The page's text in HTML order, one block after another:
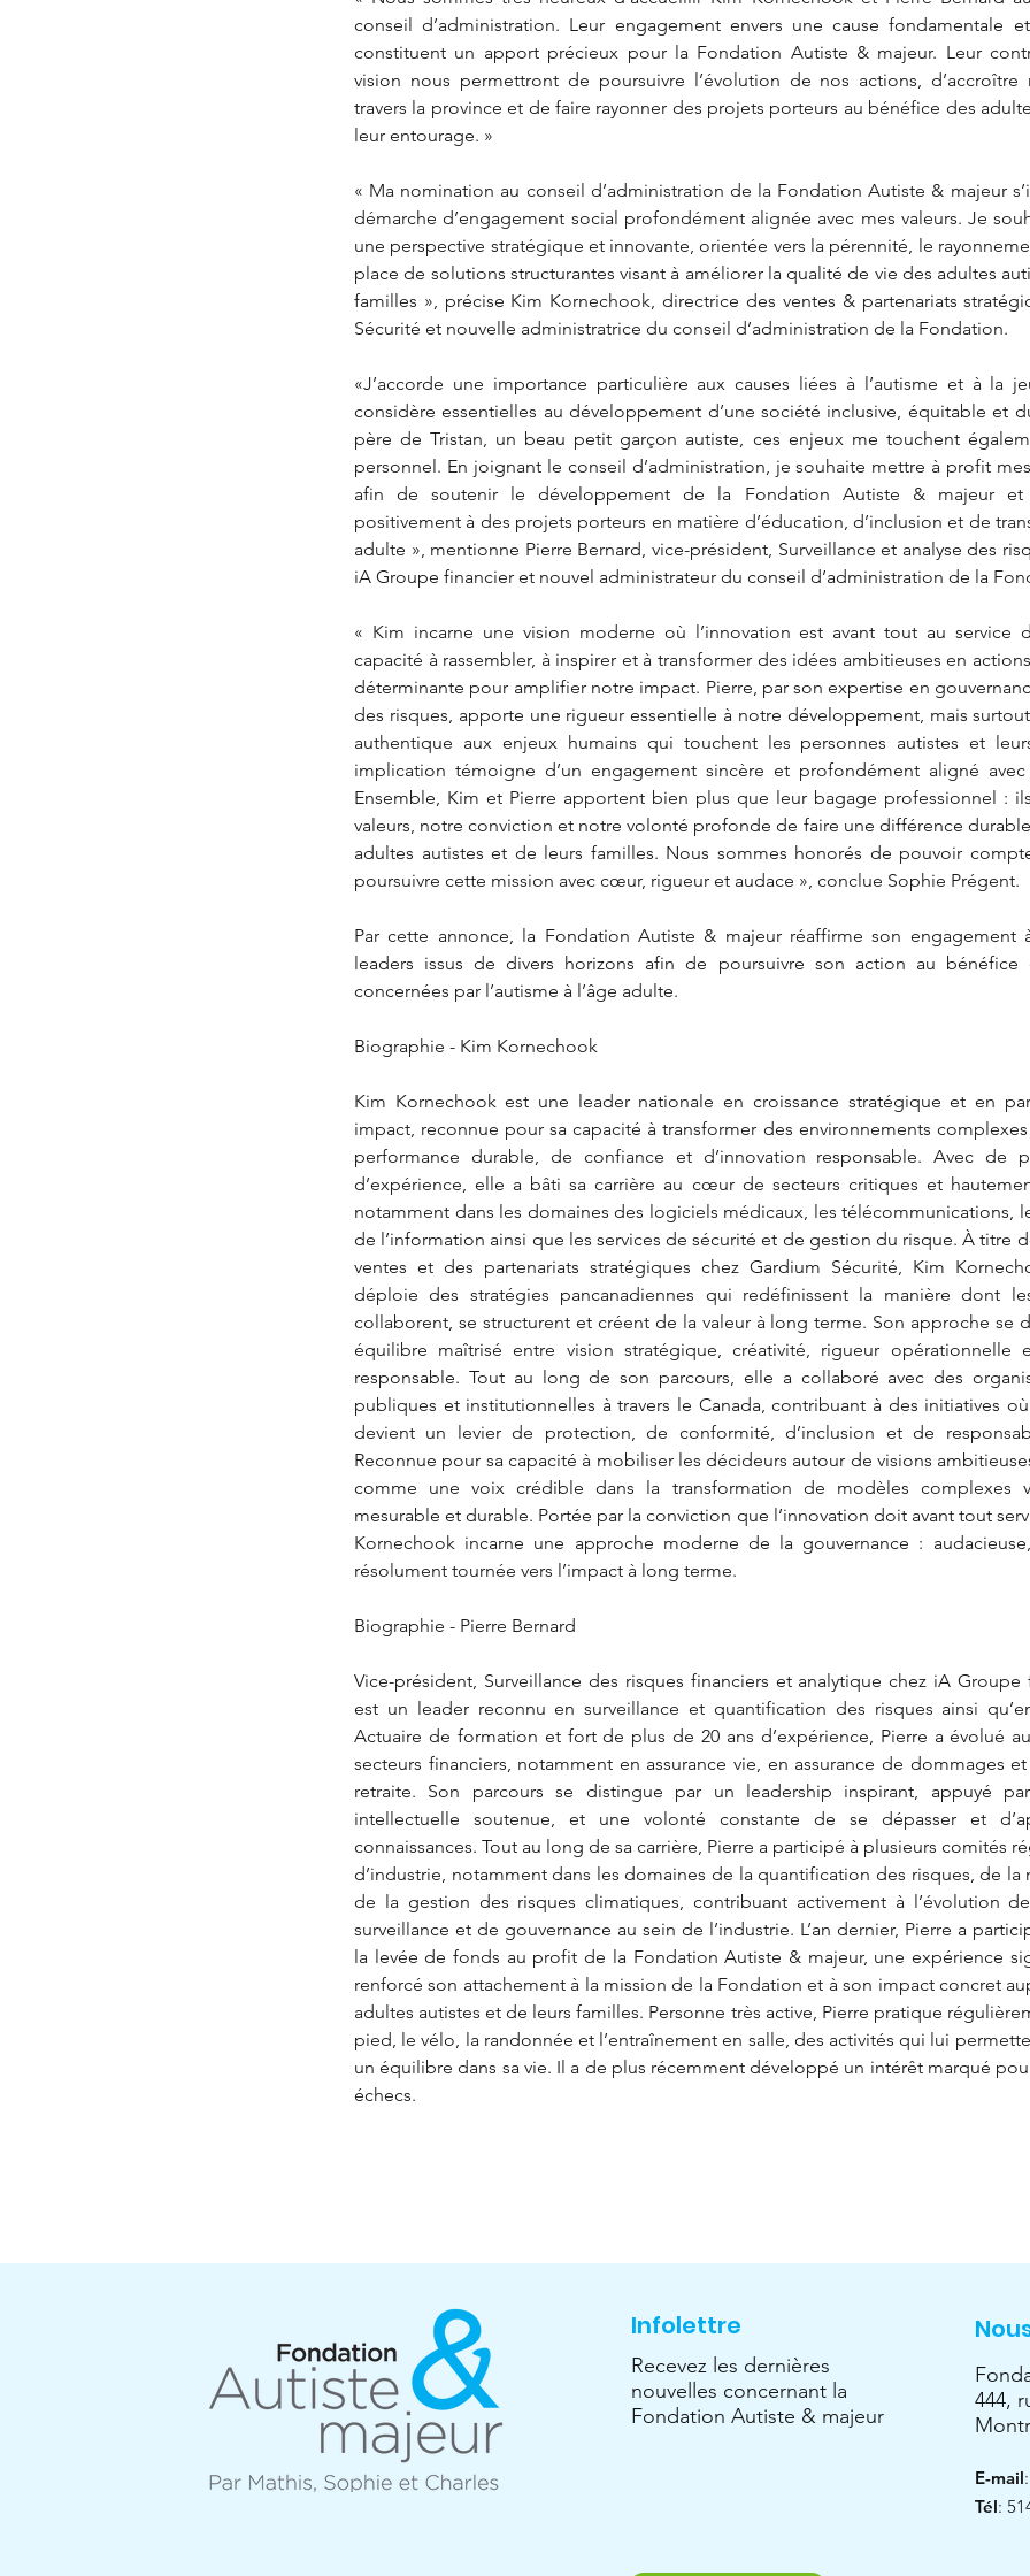
conseil d’administration. Leur engagement envers une cause fondamentale
constituent un apport précieux pour la Fondation Autiste & majeur. Leur
vision nous permettront de poursuivre l’évolution de nos actions,
travers la province et de faire rayonner des projets porteurs au bénéfice des
leur entourage. »
« Ma nomination au conseil d’administration de la Fondation Autiste & majeur
démarche d’engagement social profondément alignée avec mes valeurs. Je
une perspective stratégique et innovante, orientée vers la pérennité, le
place de solutions structurantes visant à améliorer la qualité de vie des adultes
familles », précise Kim Kornechook, directrice des ventes & partenariats
Sécurité et nouvelle administratrice du conseil d’administration de la Fondation.
«J’accorde une importance particulière aux causes liées à l’autisme et à la
considère essentielles au développement d’une société inclusive, équitable et
père de Tristan, un beau petit garçon autiste, ces enjeux me touchent
personnel. En joignant le conseil d’administration, je souhaite mettre à profit
afin de soutenir le développement de la Fondation Autiste & majeur et
positivement à des projets porteurs en matière d’éducation, d’inclusion et de
adulte », mentionne Pierre Bernard, vice-président, Surveillance et analyse des
iA Groupe financier et nouvel administrateur du conseil d’administration de la
« Kim incarne une vision moderne où l’innovation est avant tout au service
capacité à rassembler, à inspirer et à transformer des idées ambitieuses en
déterminante pour amplifier notre impact. Pierre, par son expertise en
des risques, apporte une rigueur essentielle à notre développement, mais
authentique aux enjeux humains qui touchent les personnes autistes et
implication témoigne d’un engagement sincère et profondément aligné
Ensemble, Kim et Pierre apportent bien plus que leur bagage professionnel :
valeurs, notre conviction et notre volonté profonde de faire une différence
adultes autistes et de leurs familles. Nous sommes honorés de pouvoir
poursuivre cette mission avec cœur, rigueur et audace », conclue Sophie Prégent.
Par cette annonce, la Fondation Autiste & majeur réaffirme son engagement
leaders issus de divers horizons afin de poursuivre son action au bénéfice
concernées par l’autisme à l’âge adulte.
Biographie - Kim Kornechook
Kim Kornechook est une leader nationale en croissance stratégique et en
impact, reconnue pour sa capacité à transformer des environnements
performance durable, de confiance et d’innovation responsable. Avec de
d’expérience, elle a bâti sa carrière au cœur de secteurs critiques et
notamment dans les domaines des logiciels médicaux, les télécommunications,
de l’information ainsi que les services de sécurité et de gestion du risque. À titre
ventes et des partenariats stratégiques chez Gardium Sécurité, Kim
déploie des stratégies pancanadiennes qui redéfinissent la manière dont
collaborent, se structurent et créent de la valeur à long terme. Son approche se
équilibre maîtrisé entre vision stratégique, créativité, rigueur opérationnelle
responsable. Tout au long de son parcours, elle a collaboré avec des
publiques et institutionnelles à travers le Canada, contribuant à des initiatives
devient un levier de protection, de conformité, d’inclusion et de
Reconnue pour sa capacité à mobiliser les décideurs autour de visions
comme une voix crédible dans la transformation de modèles complexes
mesurable et durable. Portée par la conviction que l’innovation doit avant tout
Kornechook incarne une approche moderne de la gouvernance :
résolument tournée vers l’impact à long terme.
Biographie - Pierre Bernard
Vice-président, Surveillance des risques financiers et analytique chez iA Groupe
est un leader reconnu en surveillance et quantification des risques ainsi
Actuaire de formation et fort de plus de 20 ans d’expérience, Pierre a évolué
secteurs financiers, notamment en assurance vie, en assurance de dommages
retraite. Son parcours se distingue par un leadership inspirant, appuyé
intellectuelle soutenue, et une volonté constante de se dépasser et
connaissances. Tout au long de sa carrière, Pierre a participé à plusieurs comités
d’industrie, notamment dans les domaines de la quantification des risques, de
de la gestion des risques climatiques, contribuant activement à l’évolution
surveillance et de gouvernance au sein de l’industrie. L’an dernier, Pierre a
la levée de fonds au profit de la Fondation Autiste & majeur, une expérience
renforcé son attachement à la mission de la Fondation et à son impact concret
adultes autistes et de leurs familles. Personne très active, Pierre pratique
pied, le vélo, la randonnée et l’entraînement en salle, des activités qui lui
un équilibre dans sa vie. Il a de plus récemment développé un intérêt marqué
échecs.
Infolettre
Recevez les dernières
nouvelles concernant la
Fondation Autiste & majeur
444,
E-mail
Tél: